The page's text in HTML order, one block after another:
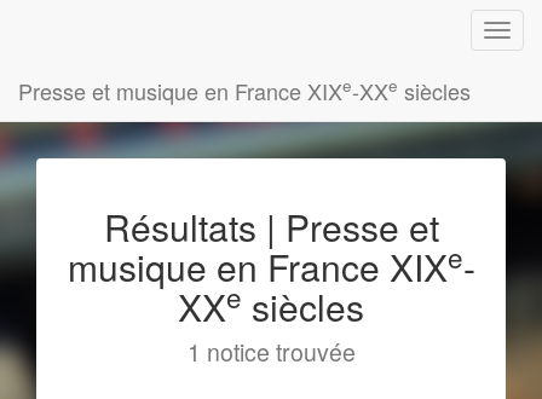
Presse et musique en France XIXe-XXe siècles
Résultats | Presse et
musique en France XIXe-
XXe siècles
1 notice trouvée